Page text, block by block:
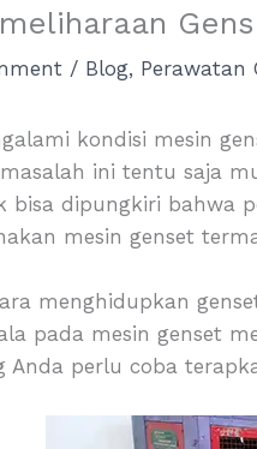
/ Blog, Perawatan
kondisi mesin
ini tentu saja
bisa dipungkiri bahwa
mesin genset
menghidupkan
pada mesin genset
Anda perlu coba